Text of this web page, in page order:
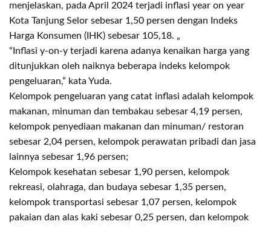
menjelaskan, pada April 2024 terjadi inflasi year on year
Kota Tanjung Selor sebesar 1,50 persen dengan Indeks
Harga Konsumen (IHK) sebesar 105,18. „
“Inflasi y-on-y terjadi karena adanya kenaikan harga yang
ditunjukkan oleh naiknya beberapa indeks kelompok
pengeluaran,” kata Yuda.
Kelompok pengeluaran yang catat inflasi adalah kelompok
makanan, minuman dan tembakau sebesar 4,19 persen,
kelompok penyediaan makanan dan minuman/ restoran
sebesar 2,04 persen, kelompok perawatan pribadi dan jasa
lainnya sebesar 1,96 persen;
Kelompok kesehatan sebesar 1,90 persen, kelompok
rekreasi, olahraga, dan budaya sebesar 1,35 persen,
kelompok transportasi sebesar 1,07 persen, kelompok
pakaian dan alas kaki sebesar 0,25 persen, dan kelompok